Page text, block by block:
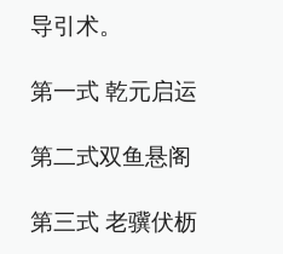
导引术。
第一式 乾元启运
第二式双鱼悬阁
第三式 老骥伏枥